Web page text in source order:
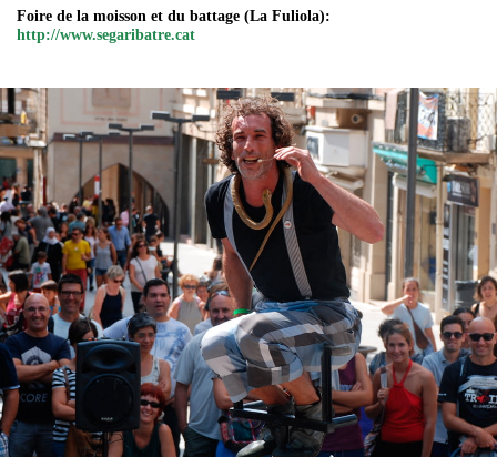
Foire de la moisson et du battage (La Fuliola):
http://www.segaribatre.cat